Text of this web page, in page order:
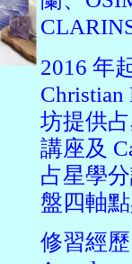
2016 年
Christian
坊提供
講座及
占星學
盤四軸
修習經